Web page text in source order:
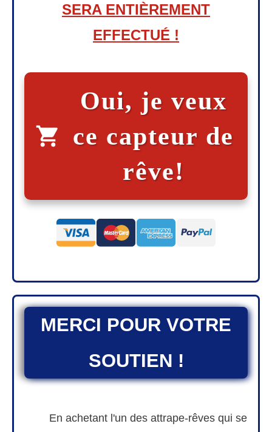
SERA ENTIÈREMENT
EFFECTUÉ !
Oui, je veux
ce capteur de
rêve!
MERCI POUR VOTRE
SOUTIEN !
En achetant l'un des attrape-rêves qui se